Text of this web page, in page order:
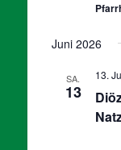
Juni 2026
SA.
13
13.